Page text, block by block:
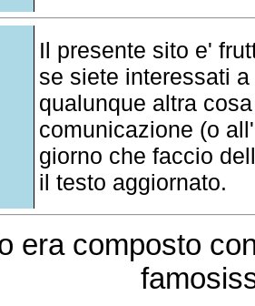
Il presente sito e'
se siete interessati
qualunque altra
comunicazione (o
giorno che faccio
il testo aggiornato.
era composto